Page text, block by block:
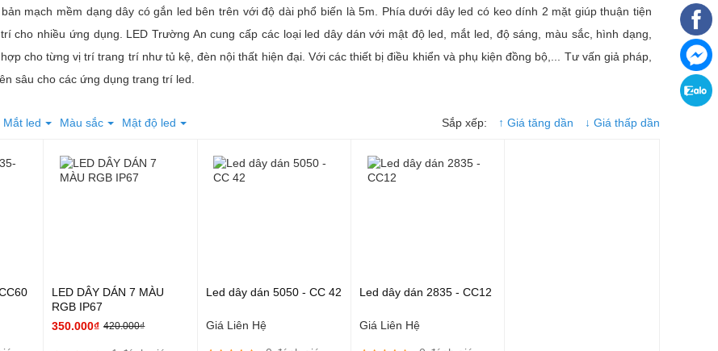
mạch mềm dạng dây có gắn led bên trên với độ dài phổ biến là 5m. Phía dưới dây led có keo dính 2 mặt giúp thuận tiện
cho nhiều ứng dụng. LED Trường An cung cấp các loại led dây dán với mật độ led, mắt led, độ sáng, màu sắc, hình dạng,
cho từng vị trí trang trí như tủ kệ, đèn nội thất hiện đại. Với các thiết bị điều khiển và phụ kiện đồng bộ,... Tư vấn giả pháp,
sâu cho các ứng dụng trang trí led.
Mắt led Màu sắc Mật độ led Sắp xếp: ↑ Giá tăng dần ↓ Giá thấp dần
LED DÂY DÁN 7 MÀU
RGB IP67
350.000₫ 420.000₫
Led dây dán 5050 - CC 42
Giá Liên Hệ
Led dây dán 2835 - CC12
Giá Liên Hệ